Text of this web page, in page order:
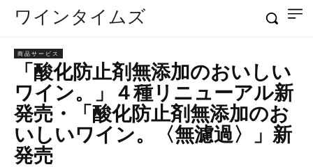
ワインタイムズ
商品サービス
「酸化防止剤無添加のおいしい
ワイン。」４種リニューアル新
発売・「酸化防止剤無添加のお
いしいワイン。〈無濾過〉」新
発売